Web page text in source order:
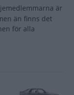
är
än finns det
för alla